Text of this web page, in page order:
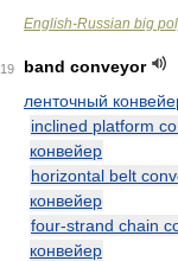
English-Russian big
19
band conveyor
ленточный
inclined platform
конвейер
horizontal belt
конвейер
four-strand chain
конвейер